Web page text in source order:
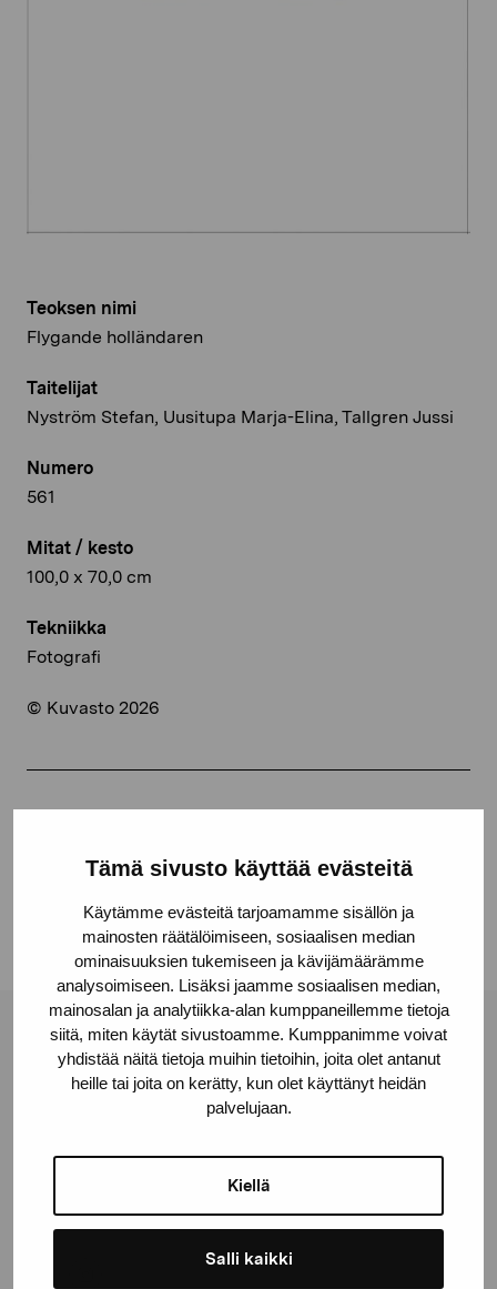
Tämä sivusto käyttää evästeitä
Käytämme evästeitä tarjoamamme sisällön ja
mainosten räätälöimiseen, sosiaalisen median
ominaisuuksien tukemiseen ja kävijämäärämme
analysoimiseen. Lisäksi jaamme sosiaalisen median,
mainosalan ja analytiikka-alan kumppaneillemme tietoja
siitä, miten käytät sivustoamme. Kumppanimme voivat
yhdistää näitä tietoja muihin tietoihin, joita olet antanut
heille tai joita on kerätty, kun olet käyttänyt heidän
palvelujaan.
Kiellä
Salli kaikki
Teoksen nimi
Flygande holländaren
Taitelijat
Nyström Stefan, Uusitupa Marja-Elina, Tallgren Jussi
Numero
561
Mitat / kesto
100,0 x 70,0 cm
Tekniikka
Fotografi
© Kuvasto 2026
Facebook
Pro Artibus -säätiö
Kustaa Vaasan katu 11
+358 (0)50 371 6339